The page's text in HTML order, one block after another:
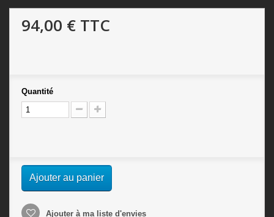
94,00 € TTC
Quantité
Ajouter au panier
Ajouter à ma liste d'envies